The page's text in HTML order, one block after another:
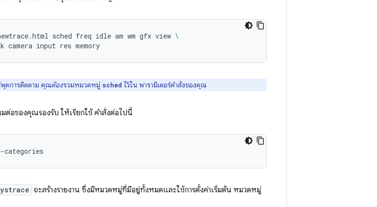
sched freq idle am wm gfx view \
camera input res
พุตการติดตาม คุณต้องรวมหมวดหมู่ sched ไว้ใน พารามิเตอร์คำสั่งของคุณ
ต่อของคุณรองรับ ให้เรียกใช้ คำสั่งต่อไปนี้
จะสร้างรายงาน ซึ่งมีหมวดหมู่ที่มีอยู่ทั้งหมดและใช้การตั้งค่าเริ่มต้น หมวดหมู่